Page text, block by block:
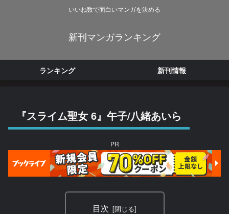
いいね数で面白いマンガを決める
新刊マンガランキング
ランキング 新刊情報
『スライム聖女 6』午子/八緒あいら
PR
目次